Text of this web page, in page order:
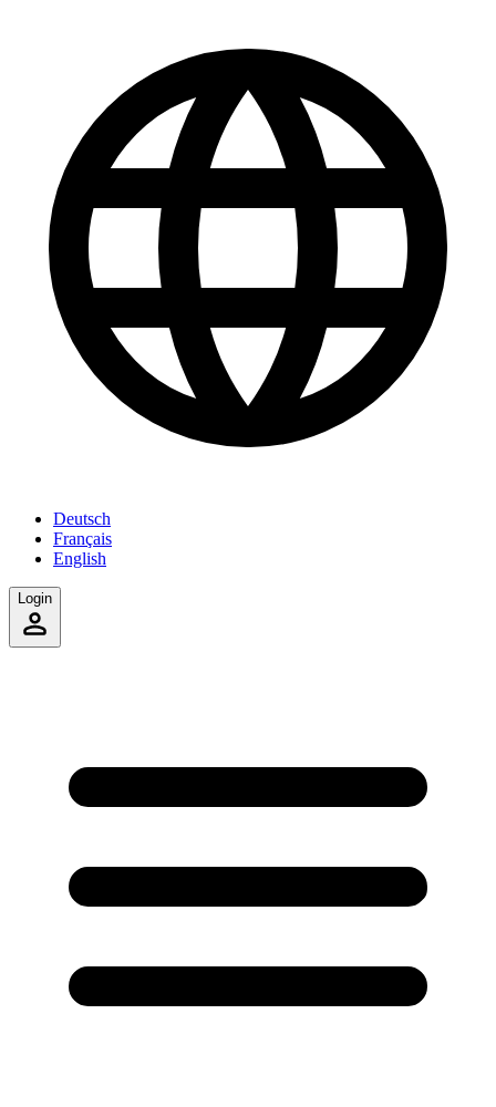
Deutsch
Français
English
Login